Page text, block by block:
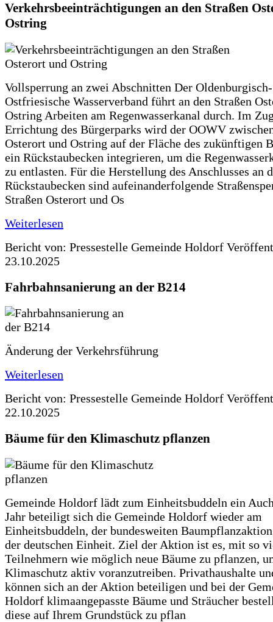
Verkehrsbeeinträchtigungen an den Straßen
Ostring
Vollsperrung an zwei Abschnitten Der Oldenburgisch-
Ostfriesische Wasserverband führt an den Straßen
Ostring Arbeiten am Regenwasserkanal durch. Im
Errichtung des Bürgerparks wird der OOWV
Osterort und Ostring auf der Fläche des zukünftigen
ein Rückstaubecken integrieren, um die
zu entlasten. Für die Herstellung des Anschlusses an
Rückstaubecken sind aufeinanderfolgende
Straßen Osterort und Os
Weiterlesen
Bericht von: Pressestelle Gemeinde Holdorf
23.10.2025
Fahrbahnsanierung an der B214
Änderung der Verkehrsführung
Weiterlesen
Bericht von: Pressestelle Gemeinde Holdorf
22.10.2025
Bäume für den Klimaschutz pflanzen
Gemeinde Holdorf lädt zum Einheitsbuddeln ein
Jahr beteiligt sich die Gemeinde Holdorf wieder am
Einheitsbuddeln, der bundesweiten
der deutschen Einheit. Ziel der Aktion ist es, mit so
Teilnehmern wie möglich neue Bäume zu pflanzen,
Klimaschutz aktiv voranzutreiben. Privathaushalte
können sich an der Aktion beteiligen und bei der
Holdorf klimaangepasste Bäume und Sträucher
diese auf Ihrem Grundstück zu pflan